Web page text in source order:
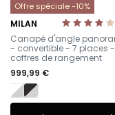
Offre spéciale -10%
MILAN
-
Canapé d'angle
- convertible - 7 places
coffres de rangement
999,99 €